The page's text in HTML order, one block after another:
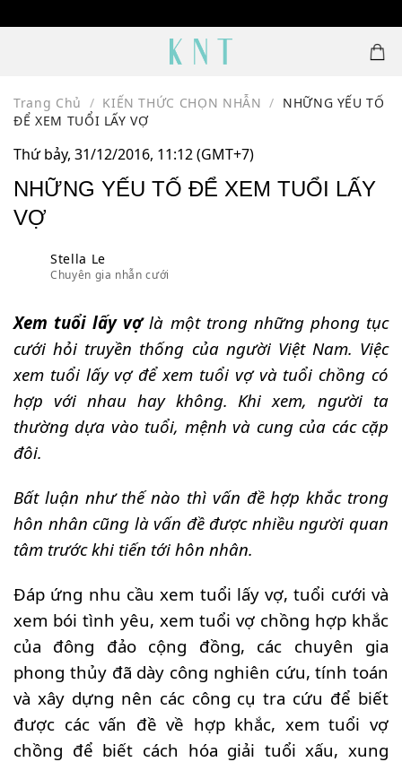
to
Trang Chủ / KIẾN THỨC CHỌN NHẪN / NHỮNG YẾU TỐ
ĐỂ XEM TUỔI LẤY VỢ
Thứ bảy, 31/12/2016, 11:12 (GMT+7)
NHỮNG YẾU TỐ ĐỂ XEM TUỔI LẤY
VỢ
Stella Le
Chuyên gia nhẫn cưới
Xem tuổi lấy vợlà một trong những phong tục
cưới hỏi truyền thống của người Việt Nam. Việc
xem tuổi lấy vợ để xem tuổi vợ và tuổi chồng có
hợp với nhau hay không. Khi xem, người ta
thường dựa vào tuổi, mệnh và cung của các cặp
đôi.
Bất luận như thế nào thì vấn đề hợp khắc trong
hôn nhân cũng là vấn đề được nhiều người quan
tâm trước khi tiến tới hôn nhân.
Đáp ứng nhu cầu xem tuổi lấy vợ, tuổi cưới và
xem bói tình yêu, xem tuổi vợ chồng hợp khắc
của đông đảo cộng đồng, các chuyên gia
phong thủy đã dày công nghiên cứu, tính toán
và xây dựng nên các công cụ tra cứu để biết
được các vấn đề về hợp khắc, xem tuổi vợ
chồng để biết cách hóa giải tuổi xấu, xung